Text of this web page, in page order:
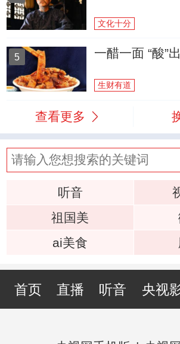
文化十分
5 一醋一面 “酸”
生财有道
查看更多
听音
祖国美
ai美食
首页 直播 听音 央视